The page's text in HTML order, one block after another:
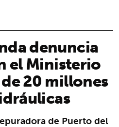
denuncia
el Ministerio
20 millones
de Puerto del